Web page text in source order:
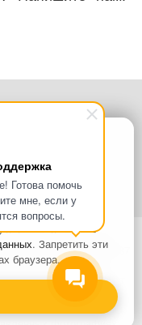
Готова помочь
мне, если у
вопросы.
и не является
положениями статьи 437
о характеристиках и
доставки может
Информация по ценам,
оформления заказа.
Cookies
высоглашаетесь с
пользовательских
необходимых для
сайта и сервиса
Политики в
. Запретить эти
браузера.